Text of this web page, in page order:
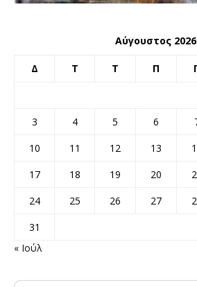
Αύγουστος 2026
Δ Τ Τ Π
3
4 5 6
10
11 12 13
17
18 19 20
24
25 26 27
31
« Ιούλ